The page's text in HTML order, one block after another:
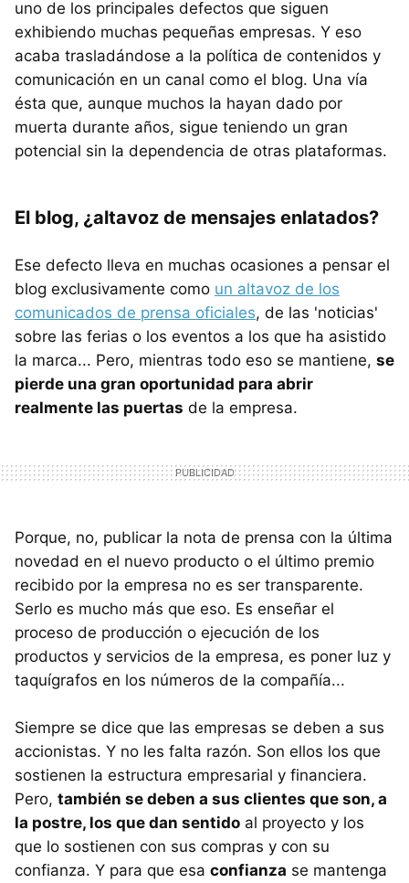
uno de los principales defectos que siguen
exhibiendo muchas pequeñas empresas. Y eso
acaba trasladándose a la política de contenidos y
comunicación en un canal como el blog. Una vía
ésta que, aunque muchos la hayan dado por
muerta durante años, sigue teniendo un gran
potencial sin la dependencia de otras plataformas.
El blog, ¿altavoz de mensajes enlatados?
Ese defecto lleva en muchas ocasiones a pensar el
blog exclusivamente como un altavoz de los
comunicados de prensa oficiales, de las 'noticias'
sobre las ferias o los eventos a los que ha asistido
la marca... Pero, mientras todo eso se mantiene, se
pierde una gran oportunidad para abrir
realmente las puertas de la empresa.
Porque, no, publicar la nota de prensa con la última
novedad en el nuevo producto o el último premio
recibido por la empresa no es ser transparente.
Serlo es mucho más que eso. Es enseñar el
proceso de producción o ejecución de los
productos y servicios de la empresa, es poner luz y
taquígrafos en los números de la compañía...
Siempre se dice que las empresas se deben a sus
accionistas. Y no les falta razón. Son ellos los que
sostienen la estructura empresarial y financiera.
Pero, también se deben a sus clientes que son, a
la postre, los que dan sentido al proyecto y los
que lo sostienen con sus compras y con su
confianza. Y para que esa confianza se mantenga